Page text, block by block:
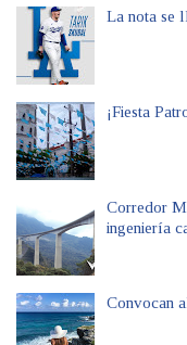
La nota se
¡Fiesta
Corredor
ingeniería
Convocan